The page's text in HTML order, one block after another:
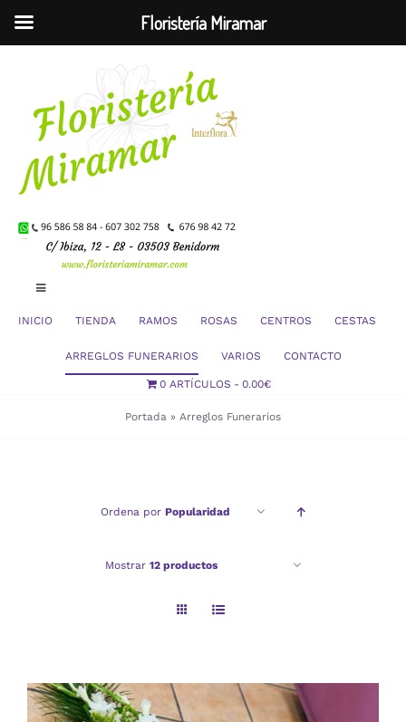
contenido
Toggle
Politica de privacidad
INICIO TIENDA RAMOS ROSAS CENTROS CESTAS
ARREGLOS FUNERARIOS VARIOS CONTACTO
0 ARTÍCULOS 0.00€
Portada » Arreglos Funerarios
Ordena por Popularidad
Mostrar 12 productos
Floristería Miramar